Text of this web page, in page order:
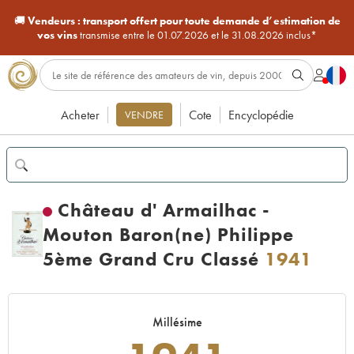
🚚Vendeurs : transport offert pour toute demande d’estimation de
vos vinstransmise entre le 01.07.2026 et le 31.08.2026 inclus*
Acheter VENDRE Cote Encyclopédie
Château d' Armailhac -
Mouton Baron(ne) Philippe
5ème Grand Cru Classé 1941
Millésime